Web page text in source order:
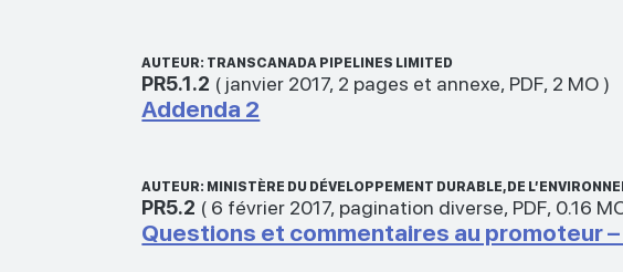
AUTEUR: TRANSCANADA PIPELINES LIMITED
PR5.1.2 ( janvier 2017, 2 pages et annexe, PDF, 2 MO )
Addenda 2
AUTEUR: MINISTÈRE DU DÉVELOPPEMENT DURABLE, DE
PR5.2 ( 6 février 2017, pagination diverse, PDF, 0.16
Questions et commentaires au promoteur